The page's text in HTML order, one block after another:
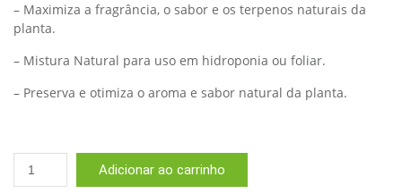
– Maximiza a fragrância, o sabor e os terpenos naturais da
planta.
– Mistura Natural para uso em hidroponia ou foliar.
– Preserva e otimiza o aroma e sabor natural da planta.
Fertilizante
Adicionar ao carrinho